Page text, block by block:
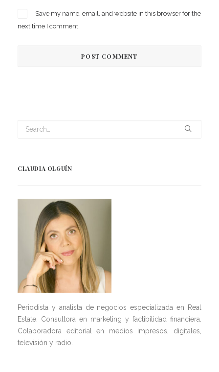
Save my name, email, and website in this browser for the
next time I comment.
CLAUDIA OLGUÍN
Periodista y analista de negocios especializada en Real
Estate. Consultora en marketing y factibilidad financiera.
Colaboradora editorial en medios impresos, digitales,
televisión y radio.